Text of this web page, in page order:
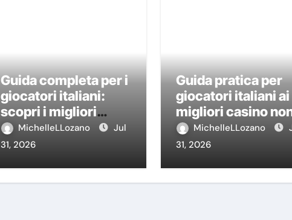
Guida completa per i
giocatori italiani:
scopri i migliori
casino non AAMS
MichelleLLozano
Jul
31, 2026
Guida pratica per
giocatori italiani ai
migliori casino
AAMS
MichelleLLozano
31, 2026